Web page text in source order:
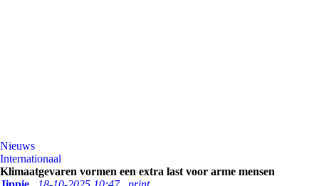
Nieuws
Internationaal
Klimaatgevaren vormen een extra last voor arme mensen